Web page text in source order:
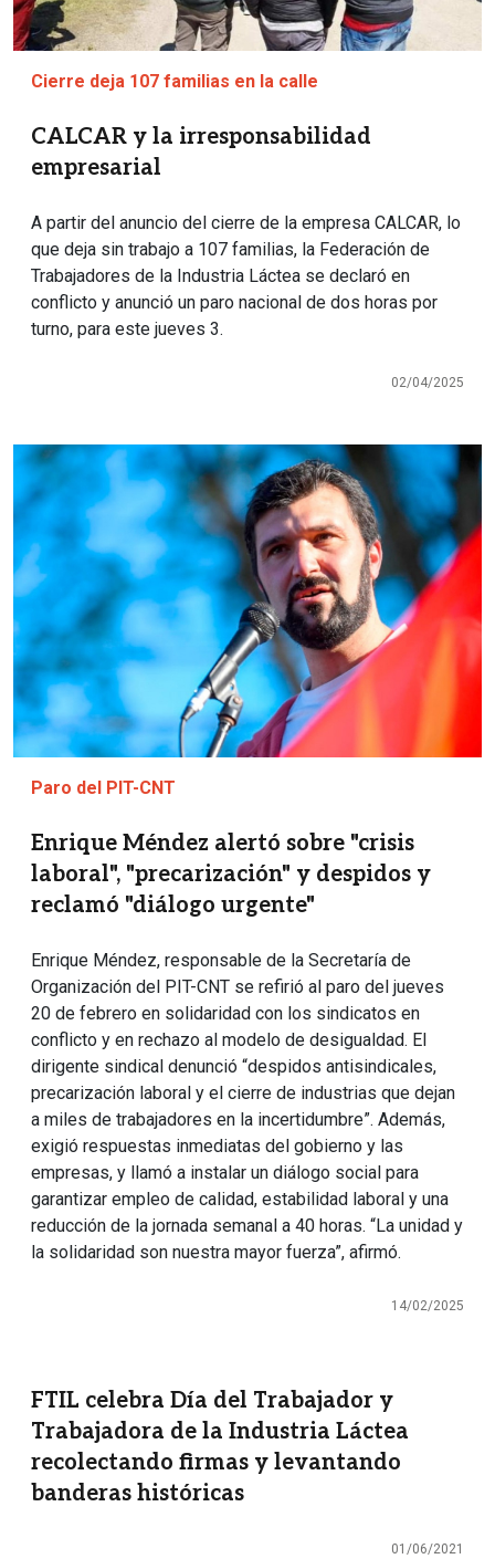
Cierre deja 107 familias en la calle
CALCAR y la irresponsabilidad
empresarial
A partir del anuncio del cierre de la empresa CALCAR, lo
que deja sin trabajo a 107 familias, la Federación de
Trabajadores de la Industria Láctea se declaró en
conflicto y anunció un paro nacional de dos horas por
turno, para este jueves 3.
02/04/2025
Imagen
Paro del PIT-CNT
Enrique Méndez alertó sobre "crisis
laboral", "precarización" y despidos y
reclamó "diálogo urgente"
Enrique Méndez, responsable de la Secretaría de
Organización del PIT-CNT se refirió al paro del jueves
20 de febrero en solidaridad con los sindicatos en
conflicto y en rechazo al modelo de desigualdad. El
dirigente sindical denunció “despidos antisindicales,
precarización laboral y el cierre de industrias que dejan
a miles de trabajadores en la incertidumbre”. Además,
exigió respuestas inmediatas del gobierno y las
empresas, y llamó a instalar un diálogo social para
garantizar empleo de calidad, estabilidad laboral y una
reducción de la jornada semanal a 40 horas. “La unidad y
la solidaridad son nuestra mayor fuerza”, afirmó.
14/02/2025
FTIL celebra Día del Trabajador y
Trabajadora de la Industria Láctea
recolectando firmas y levantando
banderas históricas
01/06/2021